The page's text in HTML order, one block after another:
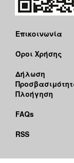
Επικοινωνία
Όροι Χρήσης
Δήλωση
Πλοήγηση
FAQs
RSS